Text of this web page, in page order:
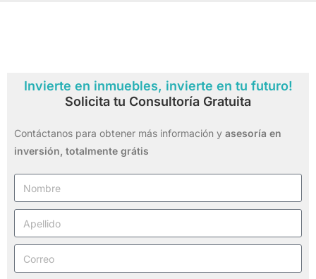
Invierte en inmuebles, invierte en tu futuro!
Solicita tu Consultoría Gratuita
Contáctanos para obtener más información y asesoría en
inversión, totalmente grátis